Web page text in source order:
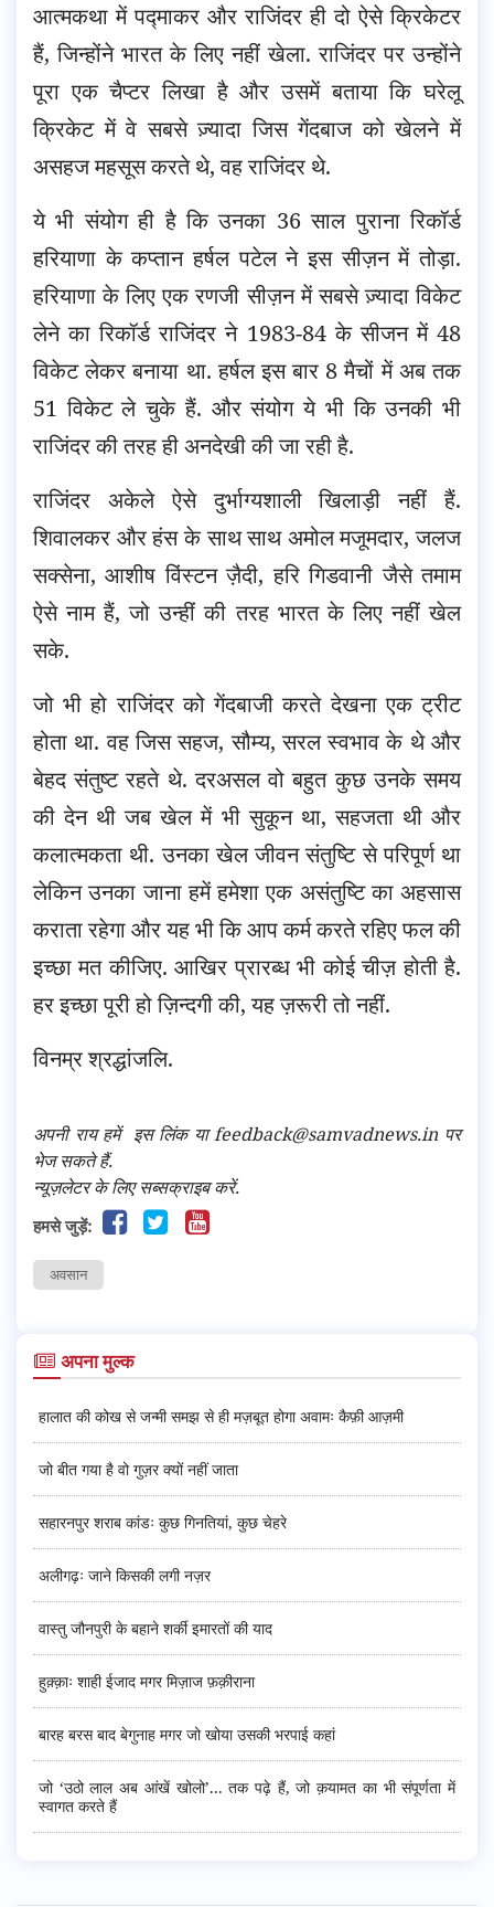
आत्मकथा में पद्माकर और राजिंदर ही दो ऐसे क्रिकेटर
हैं, जिन्होंने भारत के लिए नहीं खेला. राजिंदर पर उन्होंने
पूरा एक चैप्टर लिखा है और उसमें बताया कि घरेलू
क्रिकेट में वे सबसे ज़्यादा जिस गेंदबाज को खेलने में
असहज महसूस करते थे, वह राजिंदर थे.
ये भी संयोग ही है कि उनका 36 साल पुराना रिकॉर्ड
हरियाणा के कप्तान हर्षल पटेल ने इस सीज़न में तोड़ा.
हरियाणा के लिए एक रणजी सीज़न में सबसे ज़्यादा विकेट
लेने का रिकॉर्ड राजिंदर ने 1983-84 के सीजन में 48
विकेट लेकर बनाया था. हर्षल इस बार 8 मैचों में अब तक
51 विकेट ले चुके हैं. और संयोग ये भी कि उनकी भी
राजिंदर की तरह ही अनदेखी की जा रही है.
राजिंदर अकेले ऐसे दुर्भाग्यशाली खिलाड़ी नहीं हैं.
शिवालकर और हंस के साथ साथ अमोल मजूमदार, जलज
सक्सेना, आशीष विंस्टन ज़ैदी, हरि गिडवानी जैसे तमाम
ऐसे नाम हैं, जो उन्हीं की तरह भारत के लिए नहीं खेल
सके.
जो भी हो राजिंदर को गेंदबाजी करते देखना एक ट्रीट
होता था. वह जिस सहज, सौम्य, सरल स्वभाव के थे और
बेहद संतुष्ट रहते थे. दरअसल वो बहुत कुछ उनके समय
की देन थी जब खेल में भी सुकून था, सहजता थी और
कलात्मकता थी. उनका खेल जीवन संतुष्टि से परिपूर्ण था
लेकिन उनका जाना हमें हमेशा एक असंतुष्टि का अहसास
कराता रहेगा और यह भी कि आप कर्म करते रहिए फल की
इच्छा मत कीजिए. आखिर प्रारब्ध भी कोई चीज़ होती है.
हर इच्छा पूरी हो ज़िन्दगी की, यह ज़रूरी तो नहीं.
विनम्र श्रद्धांजलि.
अपनी राय हमें इस लिंक या feedback@samvadnews.in पर
भेज सकते हैं.
न्यूज़लेटर के लिए सब्सक्राइब करें.
हमसे जुड़ें:
अवसान
अपना मुल्क
हालात की कोख से जन्मी समझ से ही मज़बूत होगा अवामः कैफ़ी आज़मी
जो बीत गया है वो गुज़र क्यों नहीं जाता
सहारनपुर शराब कांडः कुछ गिनतियां, कुछ चेहरे
अलीगढ़ः जाने किसकी लगी नज़र
वास्तु जौनपुरी के बहाने शर्की इमारतों की याद
हुक़्क़ाः शाही ईजाद मगर मिज़ाज फ़क़ीराना
बारह बरस बाद बेगुनाह मगर जो खोया उसकी भरपाई कहां
जो ‘उठो लाल अब आंखें खोलो’... तक पढ़े हैं, जो क़यामत का भी संपूर्णता में
स्वागत करते हैं